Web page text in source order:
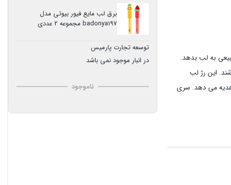
به لب بدهد.
این رژ لب
هدیه می دهد. سری
برق لب مایع فیور بیوتی مدل
badonya197 مجموعه 2 عددی
توسعه تجارت پارمیس
در انبار موجود نمی باشد
ناموجود